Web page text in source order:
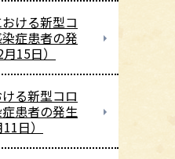
ける新型コ
症患者の発
15日）
る新型コロ
患者の発生
日）